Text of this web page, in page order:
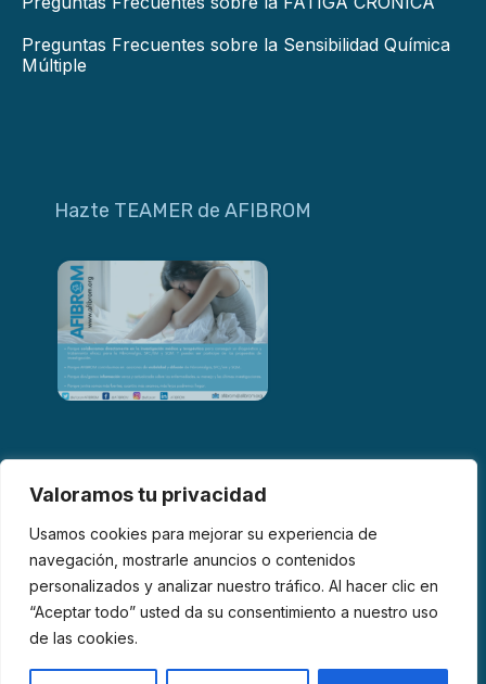
Valoramos tu privacidad
Usamos cookies para mejorar su experiencia de
navegación, mostrarle anuncios o contenidos
personalizados y analizar nuestro tráfico. Al hacer clic en
“Aceptar todo” usted da su consentimiento a nuestro uso
de las cookies.
Preguntas Frecuentes sobre la Sensibilidad Química
Múltiple
Hazte TEAMER de AFIBROM
© 2026 AFIBROM. Todos los derechos reservados.